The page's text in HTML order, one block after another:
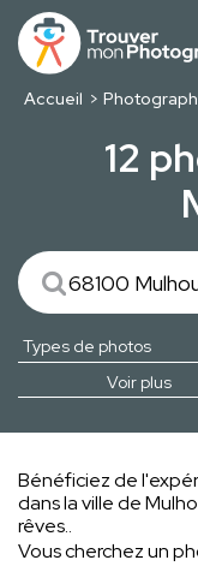
Accueil
12
Voir plus
Bénéficiez de
dans la ville de
rêves..
Vous cherchez un